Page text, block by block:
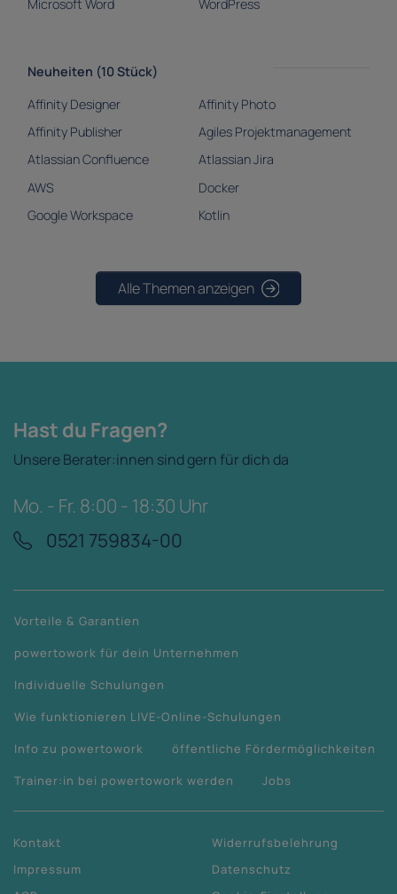
Microsoft Word
WordPress
Neuheiten (10 Stück)
Affinity Designer
Affinity Photo
Affinity Publisher
Agiles Projektmanagement
Atlassian Confluence
Atlassian Jira
AWS
Docker
Google Workspace
Kotlin
Alle Themen anzeigen
Hast du Fragen?
Unsere Berater:innen sind gern für dich da
Mo. - Fr. 8:00 - 18:30 Uhr
0521 759834-00
Vorteile & Garantien
powertowork für dein Unternehmen
Individuelle Schulungen
Wie funktionieren LIVE-Online-Schulungen
Info zu powertowork
öffentliche Fördermöglichkeiten
Trainer:in bei powertowork werden
Jobs
Kontakt
Impressum
Widerrufsbelehrung
Datenschutz